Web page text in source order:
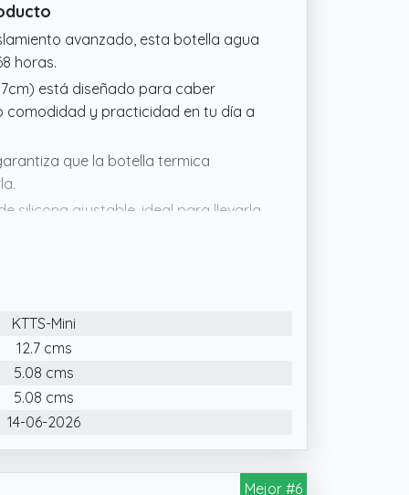
avanzado, esta botella agua
horas.
está diseñado para caber
comodidad y practicidad en tu día a
que la botella termica
silicona ajustable, ideal para llevarla
KTTS-Mini
12.7 cms
5.08 cms
5.08 cms
14-06-2026
Mejor #6